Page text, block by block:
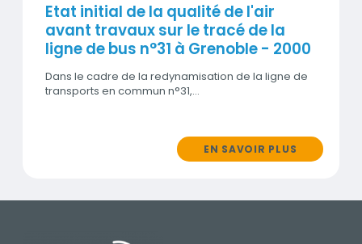
Etat initial de la qualité de l'air
avant travaux sur le tracé de la
ligne de bus n°31 à Grenoble - 2000
Dans le cadre de la redynamisation de la ligne de
transports en commun n°31,…
EN SAVOIR PLUS